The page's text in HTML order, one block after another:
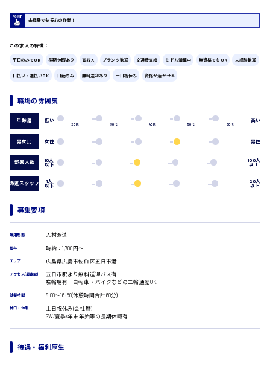
組立、加工
製造オペレーター
ピッキング・仕分け
フォークリフト
介護・医療系
医師
看護助手
看護師
オフィスワーク系
データ入力
コールセンターオペレーター
一般事務
営業事務
受付事務
医療事務
翻訳、通訳
CADオペレーター
WEBデザイナー
広島市中区
広島市南区
広島市西区
広島市佐伯区
広島市安佐北区
時給1200円～
時給1300円～
時給1400円～
未経験でも安心の作業！
この求人の特徴：
平日のみでOK 長期休暇あり 高収入 ブランク歓迎 交通費支給 ミドル活躍中 無資格でもOK 未経験歓迎
日払い・週払いOK 日勤のみ 無料送迎あり 土日祝休み 資格が活かせる
職場の雰囲気
年齢層 低い
20代 30代 40代 50代 60代
高い
男女比 女性 男性
部署人数 10人
以下
100人
以上
派遣スタッフ 1人
以下
20人
以上
募集要項
雇用形態 人材派遣
給与 時給：1,700円～
エリア 広島県広島市佐伯区五日市港
アクセス(最寄駅)
五日市駅より無料送迎バス有
駐輪場有 自転車・バイクなどの二輪通勤OK
就業時間 8:00〜16:50(休憩時間合計60分)
休日・休暇
土日祝休み(会社暦)
GW/夏季/年末年始等の長期休暇有
待遇・福利厚生